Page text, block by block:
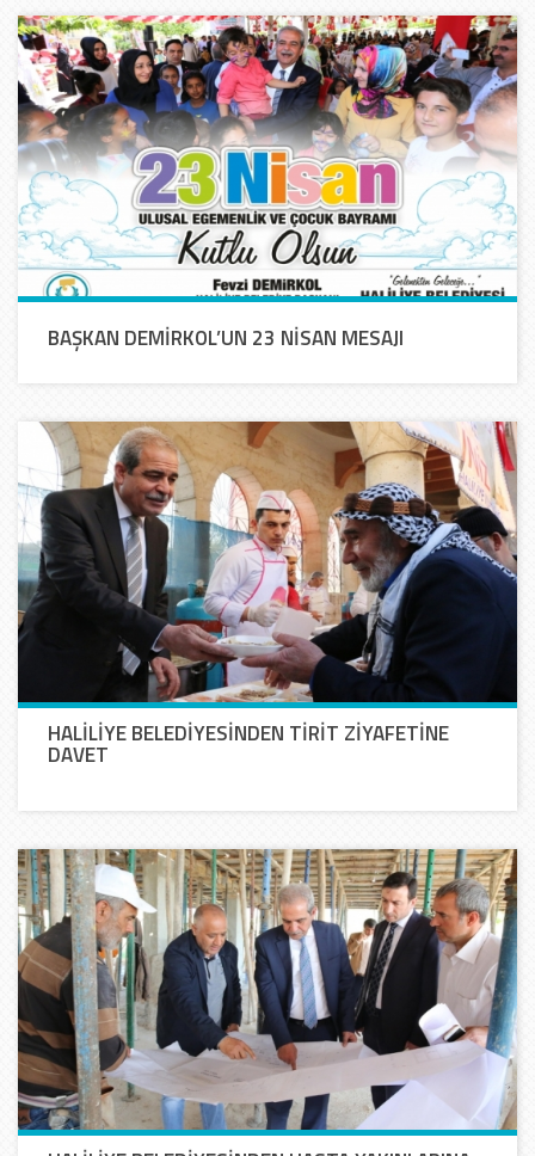
BAŞKAN DEMİRKOL’UN 23 NİSAN MESAJI
HALİLİYE BELEDİYESİNDEN TİRİT ZİYAFETİNE
DAVET